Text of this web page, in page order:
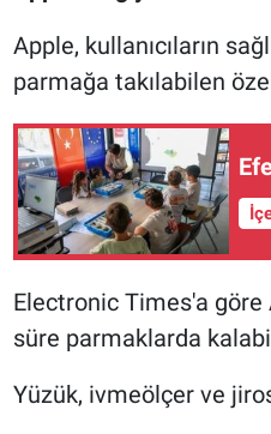
Apple, kullanıcıların
parmağa takılabilen
Electronic Times'a göre
süre parmaklarda
Yüzük, ivmeölçer ve